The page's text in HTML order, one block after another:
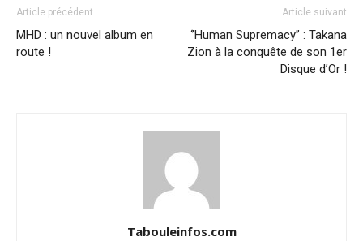
Article précédent
MHD : un nouvel album en
route !
Article suivant
‘’Human Supremacy’’ : Takana
Zion à la conquête de son 1er
Disque d’Or !
Tabouleinfos.com